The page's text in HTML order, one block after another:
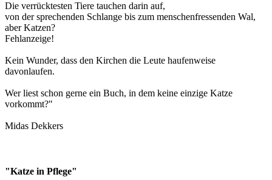
Die verrücktesten Tiere tauchen darin auf,
von der sprechenden Schlange bis zum menschenfressenden Wal,
aber Katzen?
Fehlanzeige!
Kein Wunder, dass den Kirchen die Leute haufenweise
davonlaufen.
Wer liest schon gerne ein Buch, in dem keine einzige Katze
vorkommt?"
Midas Dekkers
"Katze in Pflege"